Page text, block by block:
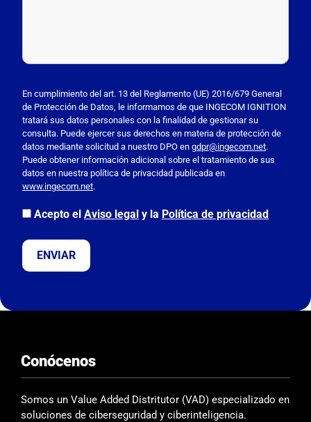
o
r
f
a
v
o
r
,
e
s
c
a
m
p
En cumplimiento del art. 13 del Reglamento (UE) 2016/679 General
de Protección de Datos, le informamos de que INGECOM IGNITION
tratará sus datos personales con la finalidad de gestionar su
consulta. Puede ejercer sus derechos en materia de protección de
datos mediante solicitud a nuestro DPO en gdpr@ingecom.net.
Puede obtener información adicional sobre el tratamiento de sus
datos en nuestra política de privacidad publicada en
www.ingecom.net.
Acepto el Aviso legal y la Política de privacidad
Conócenos
Somos un Value Added Distritutor (VAD) especializado en
soluciones de ciberseguridad y ciberinteligencia.